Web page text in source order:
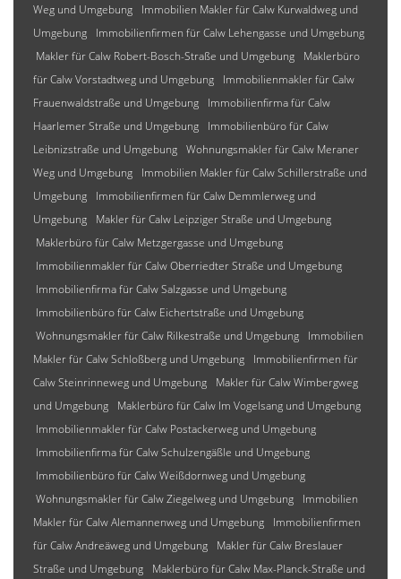
Weg und Umgebung
Immobilien Makler für Calw Kurwaldweg und
Umgebung
Immobilienfirmen für Calw Lehengasse und Umgebung
Makler für Calw Robert-Bosch-Straße und Umgebung
Maklerbüro
für Calw Vorstadtweg und Umgebung
Immobilienmakler für Calw
Frauenwaldstraße und Umgebung
Immobilienfirma für Calw
Haarlemer Straße und Umgebung
Immobilienbüro für Calw
Leibnizstraße und Umgebung Wohnungsmakler für Calw Meraner
Weg und Umgebung
Immobilien Makler für Calw Schillerstraße und
Umgebung
Immobilienfirmen für Calw Demmlerweg und
Umgebung
Makler für Calw Leipziger Straße und Umgebung
Maklerbüro für Calw Metzgergasse und Umgebung
Immobilienmakler für Calw Oberriedter Straße und Umgebung
Immobilienfirma für Calw Salzgasse und Umgebung
Immobilienbüro für Calw Eichertstraße und Umgebung
Wohnungsmakler für Calw Rilkestraße und Umgebung
Immobilien
Makler für Calw Schloßberg und Umgebung
Immobilienfirmen für
Calw Steinrinneweg und Umgebung
Makler für Calw Wimbergweg
und Umgebung
Maklerbüro für Calw Im Vogelsang und Umgebung
Immobilienmakler für Calw Postackerweg und Umgebung
Immobilienfirma für Calw Schulzengäßle und Umgebung
Immobilienbüro für Calw Weißdornweg und Umgebung
Wohnungsmakler für Calw Ziegelweg und Umgebung
Immobilien
Makler für Calw Alemannenweg und Umgebung
Immobilienfirmen
für Calw Andreäweg und Umgebung
Makler für Calw Breslauer
Straße und Umgebung
Maklerbüro für Calw Max-Planck-Straße und